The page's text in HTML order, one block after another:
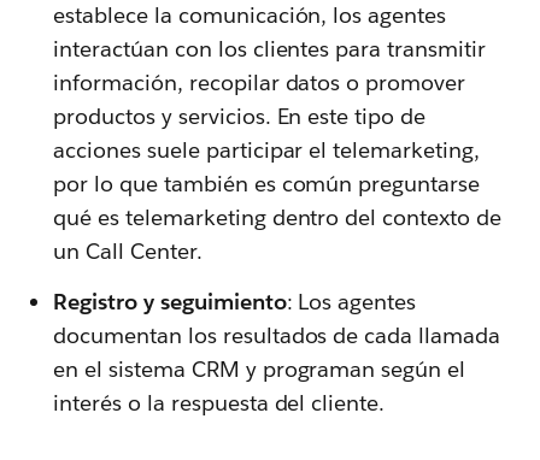
establece la comunicación, los agentes
interactúan con los clientes para transmitir
información, recopilar datos o promover
productos y servicios. En este tipo de
acciones suele participar el telemarketing,
por lo que también es común preguntarse
qué es telemarketing dentro del contexto de
un Call Center.
Registro y seguimiento: Los agentes
documentan los resultados de cada llamada
en el sistema CRM y programan según el
interés o la respuesta del cliente.